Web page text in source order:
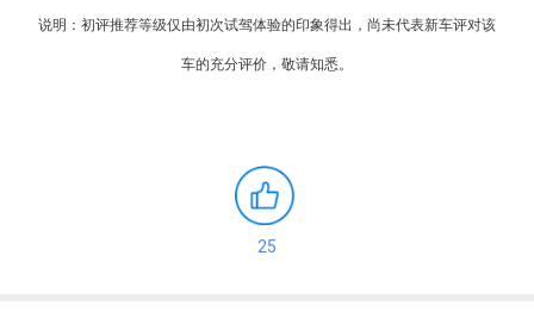
说明：初评推荐等级仅由初次试驾体验的印象得出，尚未代表新车评对该
车的充分评价，敬请知悉。
25